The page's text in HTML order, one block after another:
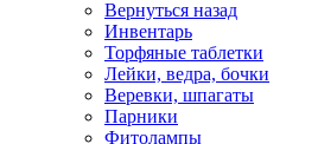
Вернуться назад
Инвентарь
Торфяные таблетки
Лейки, ведра, бочки
Веревки, шпагаты
Парники
Фитолампы